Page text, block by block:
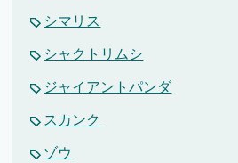
シマリス
シャクトリムシ
ジャイアントパンダ
スカンク
ゾウ